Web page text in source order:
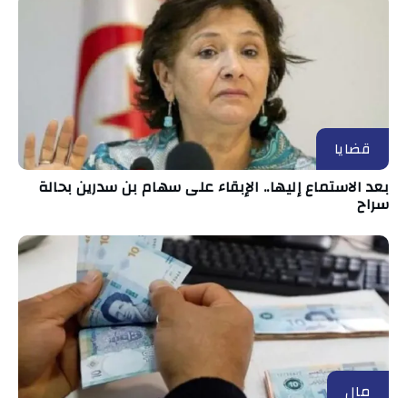
قضايا
بعد الاستماع إليها.. الإبقاء على سهام بن سدرين بحالة
سراح
مال